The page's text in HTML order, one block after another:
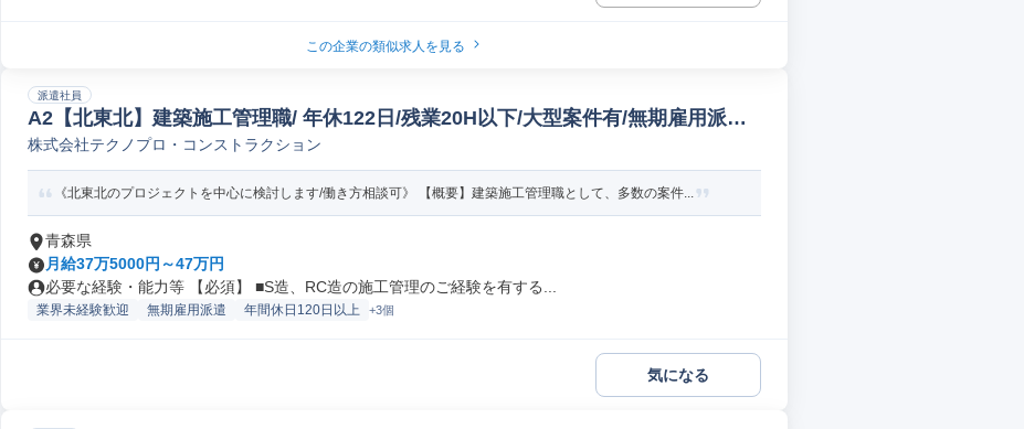
この企業の類似求人を見る
派遣社員
A2【北東北】建築施工管理職/ 年休122日/残業20H以下/大型案件有/無期雇用派遣
建築施工管理
株式会社テクノプロ・コンストラクション
《北東北のプロジェクトを中心に検討します/働き方相談可》 【概要】建築施工管理職として、多数の案件...
青森県
月給37万5000円～47万円
必要な経験・能力等 【必須】 ■S造、RC造の施工管理のご経験を有する...
業界未経験歓迎 無期雇用派遣 年間休日120日以上 +3個
気になる